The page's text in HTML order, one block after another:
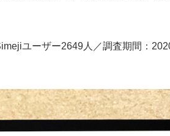
ユーザー2649人／調査期間：